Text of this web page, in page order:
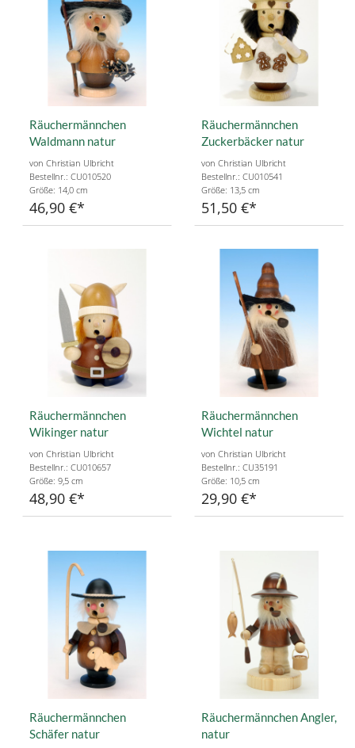
Räuchermännchen
Waldmann natur
von Christian Ulbricht
Bestellnr.: CU010520
Größe: 14,0 cm
46,90 €
Räuchermännchen
Zuckerbäcker natur
von Christian Ulbricht
Bestellnr.: CU010541
Größe: 13,5 cm
51,50 €
Räuchermännchen
Wikinger natur
von Christian Ulbricht
Bestellnr.: CU010657
Größe: 9,5 cm
48,90 €
Räuchermännchen
Wichtel natur
von Christian Ulbricht
Bestellnr.: CU35191
Größe: 10,5 cm
29,90 €
Räuchermännchen
Schäfer natur
Räuchermännchen Angler,
natur